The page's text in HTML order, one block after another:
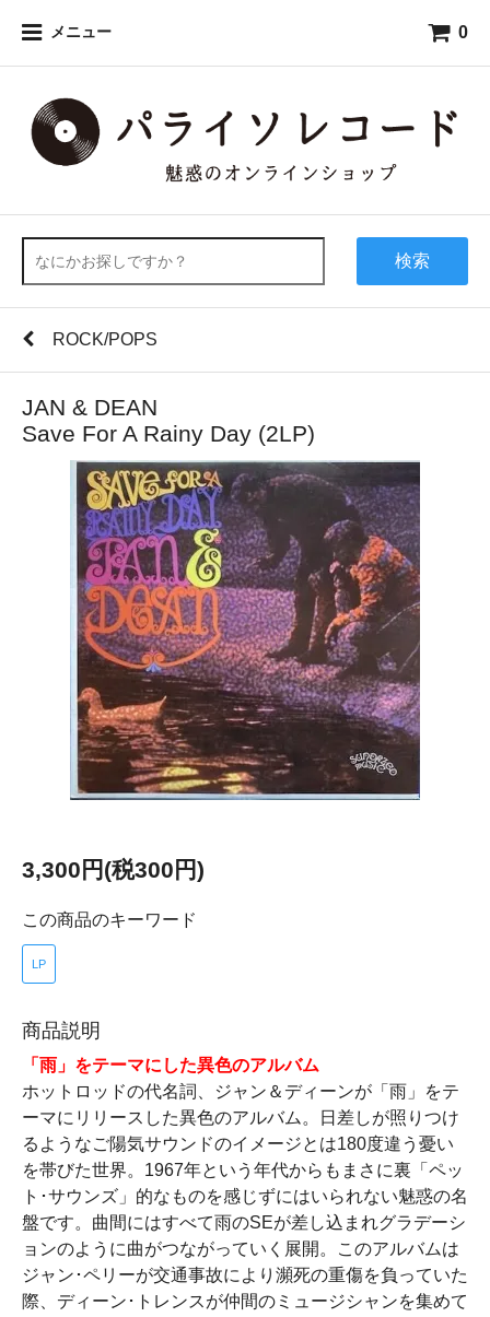
メニュー 0
検索
ROCK/POPS
JAN & DEAN
Save For A Rainy Day (2LP)
3,300円(税300円)
この商品のキーワード
LP
商品説明
「雨」をテーマにした異色のアルバム
ホットロッドの代名詞、ジャン＆ディーンが「雨」をテ
ーマにリリースした異色のアルバム。日差しが照りつけ
るようなご陽気サウンドのイメージとは180度違う憂い
を帯びた世界。1967年という年代からもまさに裏「ペッ
ト･サウンズ」的なものを感じずにはいられない魅惑の名
盤です。曲間にはすべて雨のSEが差し込まれグラデーシ
ョンのように曲がつながっていく展開。このアルバムは
ジャン･ペリーが交通事故により瀕死の重傷を負っていた
際、ディーン･トレンスが仲間のミュージシャンを集めて